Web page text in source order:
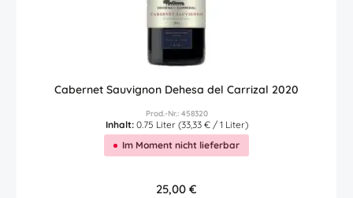
Cabernet Sauvignon Dehesa del Carrizal 2020
Prod.-Nr.: 458320
Inhalt: 0.75 Liter (33,33 € / 1 Liter)
Im Moment nicht lieferbar
Regulärer Preis:
25,00 €